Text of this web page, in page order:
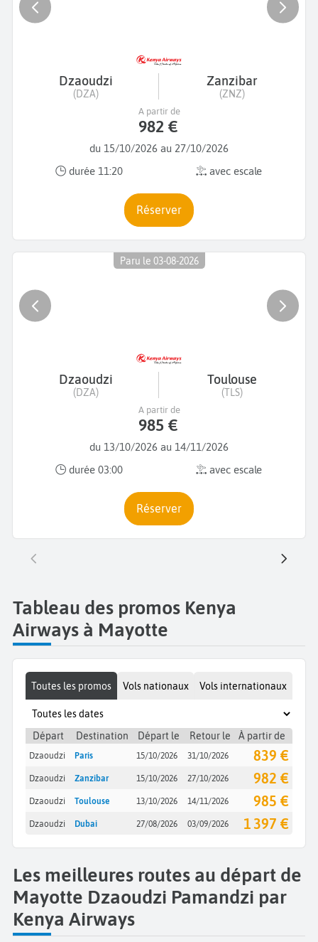
Dzaoudzi
(DZA)
Zanzibar
(ZNZ)
du 15/10/2026 au 27/10/2026
durée 11:20
avec escale
A partir de
982 €
Réserver
Paru le 03-08-2026
Dzaoudzi
(DZA)
Toulouse
(TLS)
du 13/10/2026 au 14/11/2026
durée 03:00
avec escale
A partir de
985 €
Réserver
Tableau des promos Kenya
Airways à Mayotte
Toutes les promos Vols nationaux Vols internationaux
Départ Destination Départ le Retour le À partir de
Dzaoudzi Paris 15/10/2026 31/10/2026 839 €
Dzaoudzi Zanzibar 15/10/2026 27/10/2026 982 €
Dzaoudzi Toulouse 13/10/2026 14/11/2026 985 €
Dzaoudzi Dubai 27/08/2026 03/09/2026 1 397 €
Les meilleures routes au départ de
Mayotte Dzaoudzi Pamandzi par
Kenya Airways